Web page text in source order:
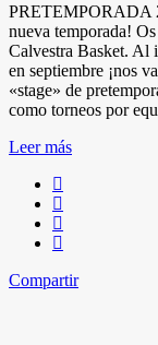
PRETEMPORADA
nueva temporada!
Calvestra Basket. Al
en septiembre ¡nos
«stage» de
como torneos por
Leer más
Compartir